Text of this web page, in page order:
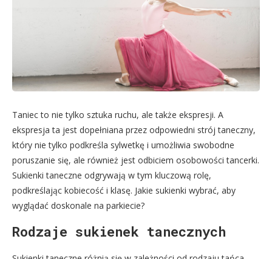
Taniec to nie tylko sztuka ruchu, ale także ekspresji. A
ekspresja ta jest dopełniana przez odpowiedni strój taneczny,
który nie tylko podkreśla sylwetkę i umożliwia swobodne
poruszanie się, ale również jest odbiciem osobowości tancerki.
Sukienki taneczne odgrywają w tym kluczową rolę,
podkreślając kobiecość i klasę. Jakie sukienki wybrać, aby
wyglądać doskonale na parkiecie?
Rodzaje sukienek tanecznych